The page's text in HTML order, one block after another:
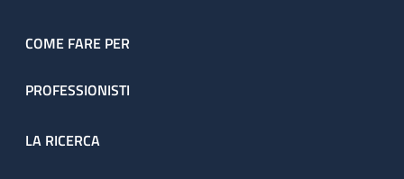
COME FARE PER
PROFESSIONISTI
LA RICERCA